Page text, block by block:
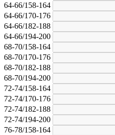
64-66/158-164
64-66/170-176
64-66/182-188
64-66/194-200
68-70/158-164
68-70/170-176
68-70/182-188
68-70/194-200
72-74/158-164
72-74/170-176
72-74/182-188
72-74/194-200
76-78/158-164